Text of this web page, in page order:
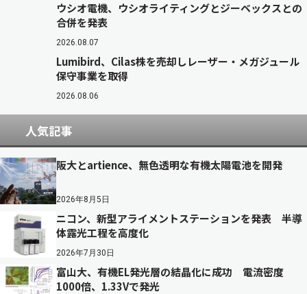
ウシオ電機、ウシオライティングとジーベックスとの
合併を発表
2026.08.07
Lumibird、Cilas株を売却しレーザー・メガジュール
保守事業を取得
2026.08.06
人気記事
阪大とartience、無色透明な有機太陽電池を開発
2026年8月5日
ニコン、新型アライメントステーションを発表 半導
体露光工程を高度化
2026年7月30日
富山大、有機EL発光層の結晶化に成功 電流密度
1000倍、1.33Vで発光